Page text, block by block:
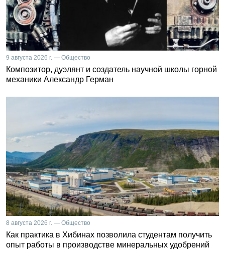
9 августа 2026 г. — Общество
Композитор, дуэлянт и создатель научной школы горной
механики Александр Герман
8 августа 2026 г. — Общество
Как практика в Хибинах позволила студентам получить
опыт работы в производстве минеральных удобрений